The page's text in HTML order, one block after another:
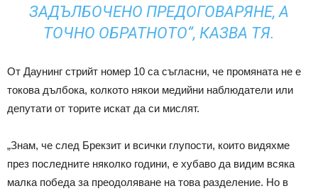
ЗАДЪЛБОЧЕНО ПРЕДОГОВАРЯНЕ, А
ТОЧНО ОБРАТНОТО“, КАЗВА ТЯ.
От Даунинг стрийт номер 10 са съгласни, че промяната не е
токова дълбока, колкото някои медийни наблюдатели или
депутати от торите искат да си мислят.
„Знам, че след Брекзит и всички глупости, които видяхме
през последните няколко години, е хубаво да видим всяка
малка победа за преодоляване на това разделение. Но в